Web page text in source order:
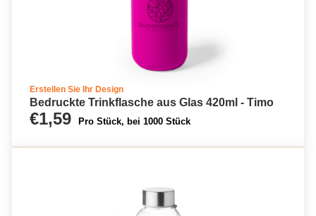
Erstellen Sie Ihr Design
Bedruckte Trinkflasche aus Glas 420ml - Timo
€1,59 Pro Stück, bei 1000 Stück